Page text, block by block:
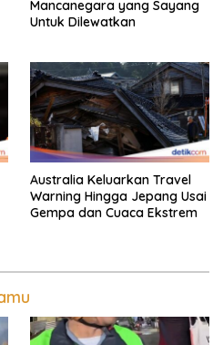
Mancanegara yang Sayang
Untuk Dilewatkan
Australia Keluarkan Travel
Warning Hingga Jepang Usai
Gempa dan Cuaca Ekstrem